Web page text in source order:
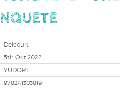
Delcourt
5th Oct 2022
YUDORI
9782413038191